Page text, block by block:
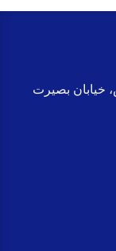
خیابان بصیرت